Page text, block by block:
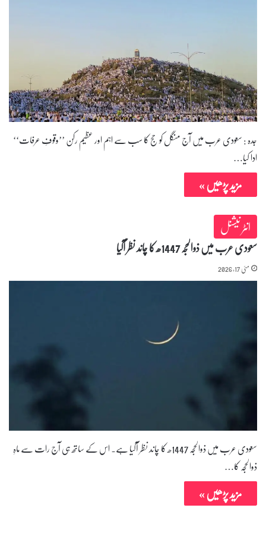
جدہ : سعودی عرب میں آج منگل کو حج کا سب سے اہم اور عظیم رکن ’’وقوفِ عرفات‘‘
ادا کیا…
مزید پڑھیں »
انٹر نیشنل
سعودی عرب میں ذوالحجہ 1447ھ کا چاند نظر آگیا
مئی 17, 2026
سعودی عرب میں ذوالحجہ 1447ھ کا چاند نظر آگیا ہے۔ اس کے ساتھ ہی آج رات سے ماہِ
ذوالحجہ کا…
مزید پڑھیں »